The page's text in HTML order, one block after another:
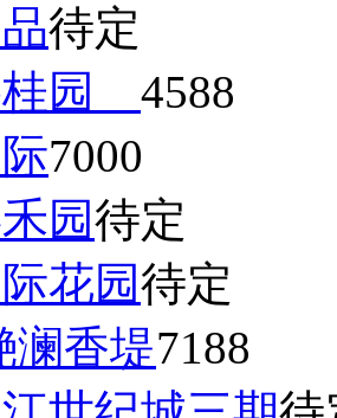
待定
桂园 4588
7000
园待定
花园待定
澜香堤7188